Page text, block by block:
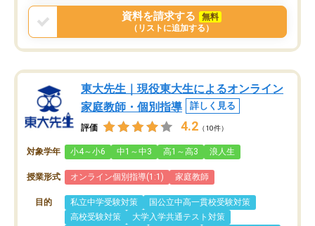
資料を請求する
無料
（リストに追加する）
東大先生｜現役東大生によるオンライン
家庭教師・個別指導
詳しく見る
評価 4.2 （10件）
対象学年 小4～小6 中1～中3 高1～高3 浪人生
授業形式 オンライン個別指導(1:1) 家庭教師
目的 私立中学受験対策
国公立中高一貫校受験対策
高校受験対策
大学入学共通テスト対策